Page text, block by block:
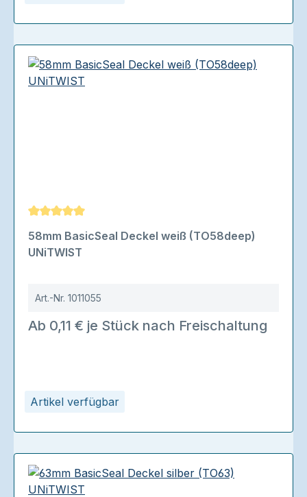
Artikel verfügbar
Durchschnittliche Bewertung von 5 von 5 Sternen
58mm BasicSeal Deckel weiß (TO58deep)
UNiTWIST
Art.-Nr. 1011055
Ab 0,11 € je Stück nach Freischaltung